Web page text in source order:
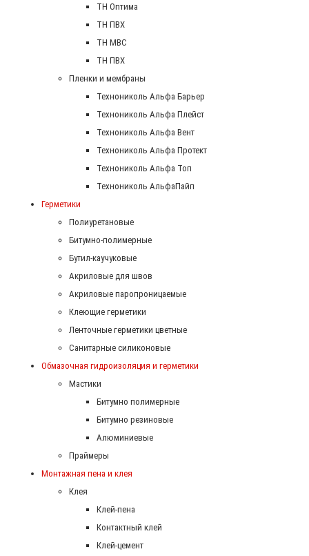
TH Оптима
TH ПВХ
ТН МВС
ТН ПВХ
Пленки и мембраны
Технониколь Альфа Барьер
Технониколь Альфа Плейст
Технониколь Альфа Вент
Технониколь Альфа Протект
Технониколь Альфа Топ
Технониколь АльфаПайп
Герметики
Полиуретановые
Битумно-полимерные
Бутил-каучуковые
Акриловые для швов
Акриловые паропроницаемые
Клеющие герметики
Ленточные герметики цветные
Санитарные силиконовые
Обмазочная гидроизоляция и герметики
Мастики
Битумно полимерные
Битумно резиновые
Алюминиевые
Праймеры
Монтажная пена и клея
Клея
Клей-пена
Контактный клей
Клей-цемент